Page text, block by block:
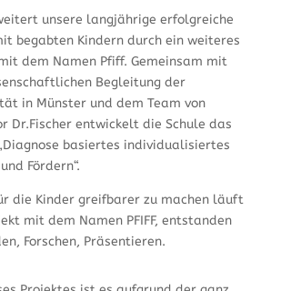
unsere langjährige erfolgreiche
begabten Kindern durch ein weiteres
dem Namen Pfiff. Gemeinsam mit
Begleitung der
in Münster und dem Team von
Dr.Fischer entwickelt die Schule das
basiertes individualisiertes
Fördern“.
die Kinder greifbarer zu machen läuft
mit dem Namen PFIFF, entstanden
Forschen, Präsentieren.